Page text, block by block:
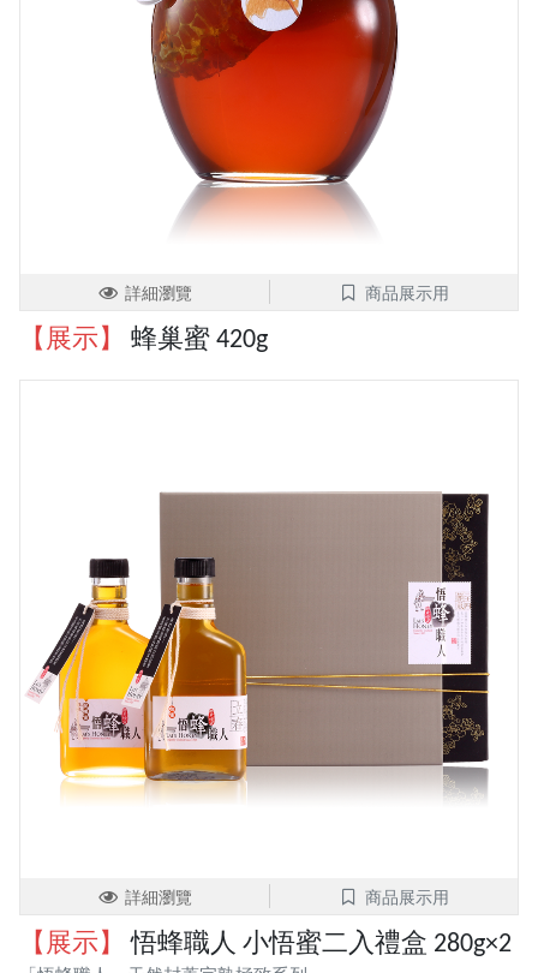
詳細瀏覽 商品展示用
【展示】 蜂巢蜜 420g
詳細瀏覽 商品展示用
【展示】 悟蜂職人 小悟蜜二入禮盒 280g×2